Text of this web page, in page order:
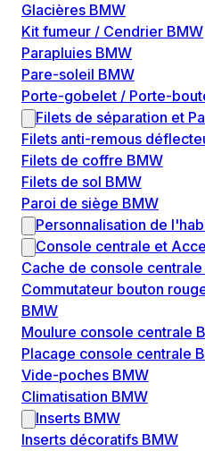
Glacières BMW
Kit fumeur / Cendrier BMW
Parapluies BMW
Pare-soleil BMW
Porte-gobelet / Porte-
Filets de séparation et
Filets anti-remous
Filets de coffre BMW
Filets de sol BMW
Paroi de siège BMW
Personnalisation de
Console centrale et
Cache de console centrale
Commutateur bouton
BMW
Moulure console centrale
Placage console centrale
Vide-poches BMW
Climatisation BMW
Inserts BMW
Inserts décoratifs BMW